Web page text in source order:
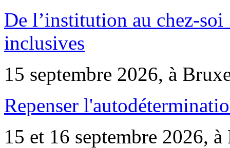
De l’institution au chez-
inclusives
15 septembre 2026, à
Repenser
15 et 16 septembre 2026, à